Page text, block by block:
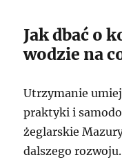
Jak dbać o
wodzie na
Utrzymanie
praktyki i
żeglarskie
dalszego